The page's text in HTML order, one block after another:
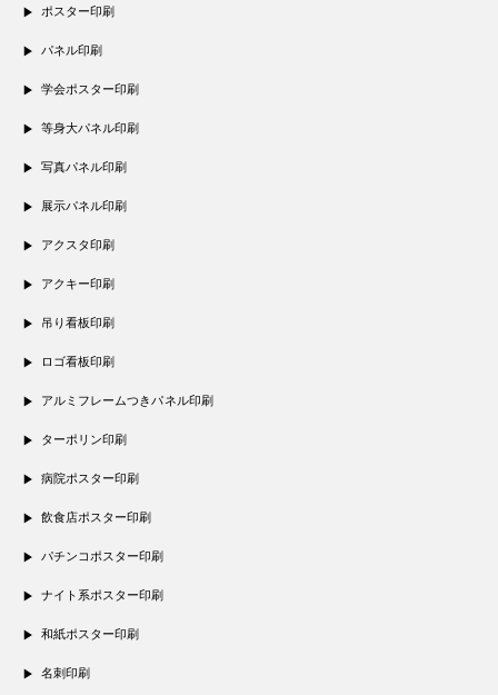
ポスター印刷
パネル印刷
学会ポスター印刷
等身大パネル印刷
写真パネル印刷
展示パネル印刷
アクスタ印刷
アクキー印刷
吊り看板印刷
ロゴ看板印刷
アルミフレームつきパネル印刷
ターポリン印刷
病院ポスター印刷
飲食店ポスター印刷
パチンコポスター印刷
ナイト系ポスター印刷
和紙ポスター印刷
名刺印刷